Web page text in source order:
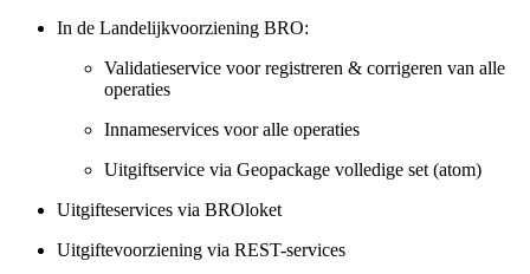
In de Landelijkvoorziening BRO:
Validatieservice voor registreren & corrigeren van alle
operaties
Innameservices voor alle operaties
Uitgiftservice via Geopackage volledige set (atom)
Uitgifteservices via BROloket
Uitgiftevoorziening via REST-services